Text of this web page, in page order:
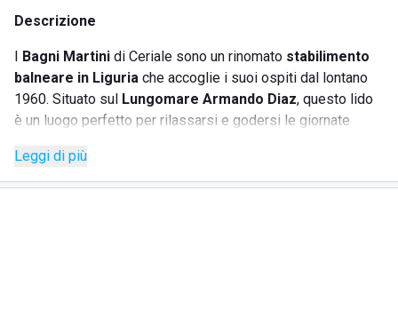
Descrizione
I Bagni Martini di Ceriale sono un rinomato stabilimento
balneare in Liguria che accoglie i suoi ospiti dal lontano
1960. Situato sul Lungomare Armando Diaz, questo lido
è un luogo perfetto per rilassarsi e godersi le giornate
servizi offerti, si annoverano ampie aree relax e zone per
bambini, ideali per chi cerca una spiaggia attrezzata per
Leggi di più